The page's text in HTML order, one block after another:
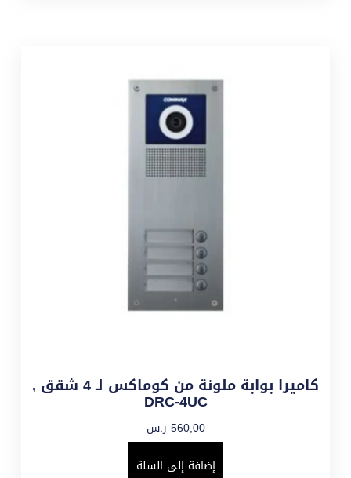
كاميرا بوابة ملونة من كوماكس لـ 4 شقق ,
DRC-4UC
560,00 ر.س
إضافة إلى السلة